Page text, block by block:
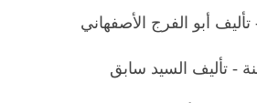
أبو الفرج الأصفهاني
- تأليف السيد سابق